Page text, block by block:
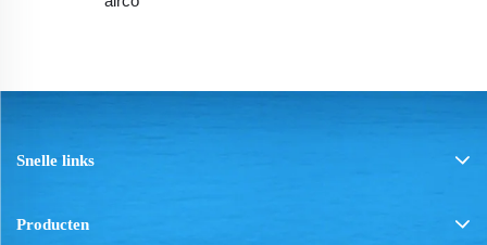
Snelle links
Producten